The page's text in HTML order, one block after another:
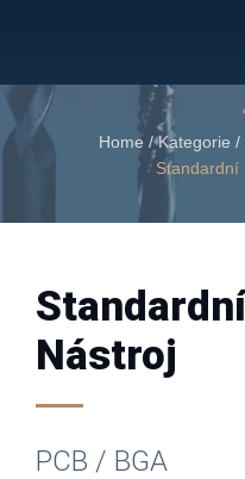
Home / Kategorie /
Standardní
Nástroj
PCB / BGA